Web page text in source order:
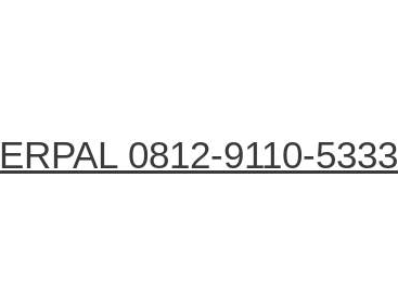
0812-9110-5333